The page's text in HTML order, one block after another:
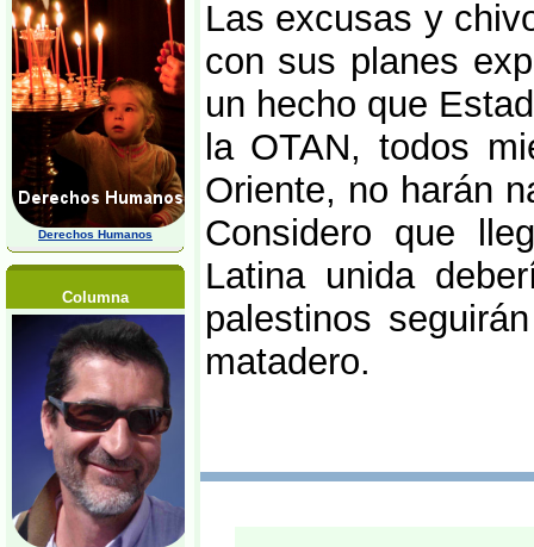
Derechos Humanos
Columna
Las excusas y
con sus planes
un hecho que
la OTAN, todos
Oriente, no harán
Considero que
Latina unida
palestinos
matadero.